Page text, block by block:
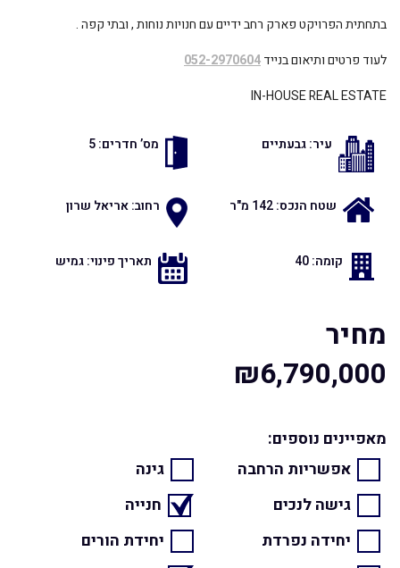
בתחתית הפרויקט פארק רחב ידיים עם חנויות נוחות , ובתי קפה .
לעוד פרטים ותיאום בנייד052-2970604
IN-HOUSE REAL ESTATE
עיר: גבעתיים מס’ חדרים: 5
שטח הנכס: 142 מ"ר רחוב: אריאל שרון
קומה: 40 תאריך פינוי: גמיש
מחיר
₪6,790,000
מאפיינים נוספים:
אפשריות הרחבה
גינה
גישה לנכים
חנייה
יחידה נפרדת
יחידת הורים